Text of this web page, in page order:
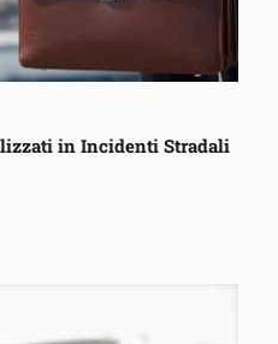
in Incidenti Stradali